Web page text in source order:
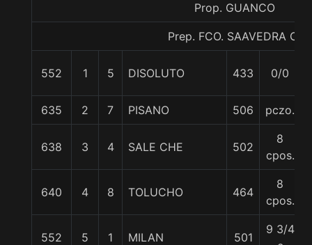
Prop. GUANCO
Prep. FCO. SAAVEDRA C.
552 1 5 DISOLUTO 433 0/0
635 2 7 PISANO 506 pczo.
638 3 4 SALE CHE 502
8
cpos.
640 4 8 TOLUCHO 464
8
cpos.
552 5 1 MILAN 501
9 3/4